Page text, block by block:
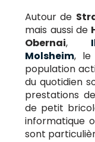
Autour de
mais aussi de
Obernai,
Molsheim, le
population
du quotidien
prestations
de petit
informatique
sont